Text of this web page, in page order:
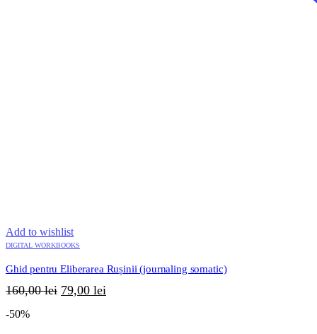
Add to wishlist
DIGITAL WORKBOOKS
Ghid pentru Eliberarea Rușinii (journaling somatic)
160,00lei Prețul
79,00 lei
-50%